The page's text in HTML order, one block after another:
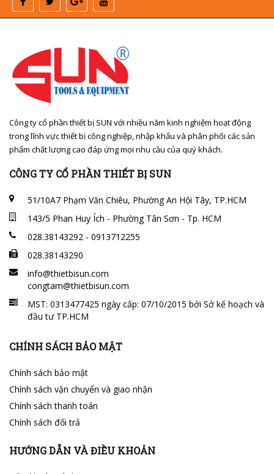
Công ty cổ phần thiết bị SUN với nhiều năm kinh nghiệm hoạt động
trong lĩnh vực thiết bị công nghiệp, nhập khẩu và phân phối các sản
phẩm chất lượng cao đáp ứng mọi nhu cầu của quý khách.
CÔNG TY CỔ PHẦN THIẾT BỊ SUN
51/10A7 Phạm Văn Chiêu, Phường An Hội Tây, TP.HCM
143/5 Phan Huy Ích - Phường Tân Sơn - Tp. HCM
028.38143292 - 0913712255
028.38143290
info@thietbisun.com
congtam@thietbisun.com
MST: 0313477425 ngày cấp: 07/10/2015 bởi Sở kế hoạch và
đầu tư TP.HCM
CHÍNH SÁCH BẢO MẬT
Chính sách bảo mật
Chính sách vận chuyển và giao nhận
Chính sách thanh toán
Chính sách đổi trả
HƯỚNG DẪN VÀ ĐIỀU KHOẢN